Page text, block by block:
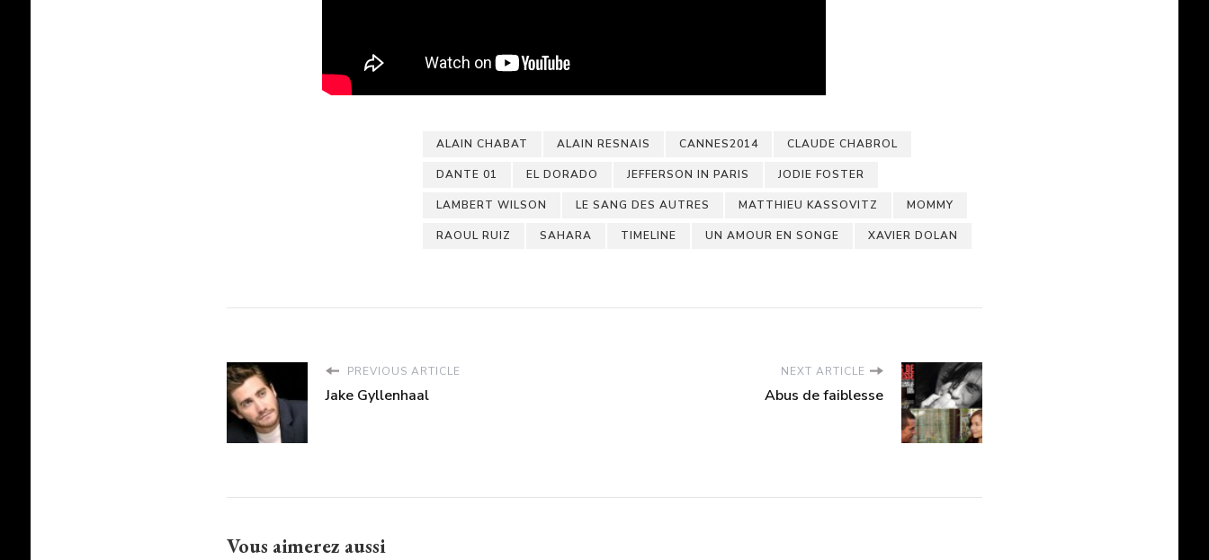
ALAIN CHABAT ALAIN RESNAIS CANNES2014 CLAUDE CHABROL
DANTE 01 EL DORADO JEFFERSON IN PARIS JODIE FOSTER
LAMBERT WILSON LE SANG DES AUTRES MATTHIEU KASSOVITZ MOMMY
RAOUL RUIZ SAHARA TIMELINE UN AMOUR EN SONGE XAVIER DOLAN
PREVIOUS ARTICLE
Jake Gyllenhaal
NEXT ARTICLE
Abus de faiblesse
Vous aimerez aussi